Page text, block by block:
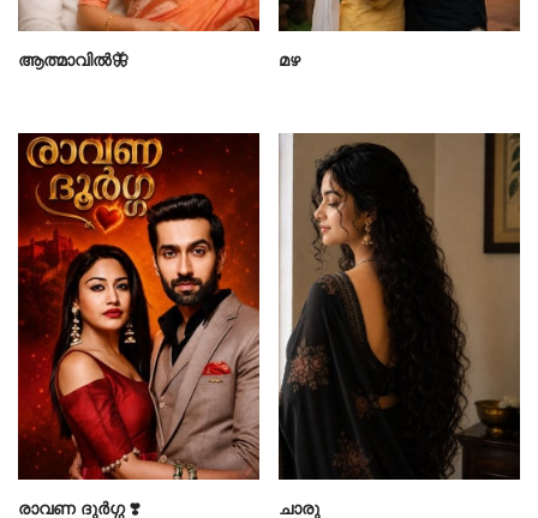
ആത്മാവിൽ🦋 മഴ
രാവണ ദുർഗ്ഗ ❣️ ചാരു